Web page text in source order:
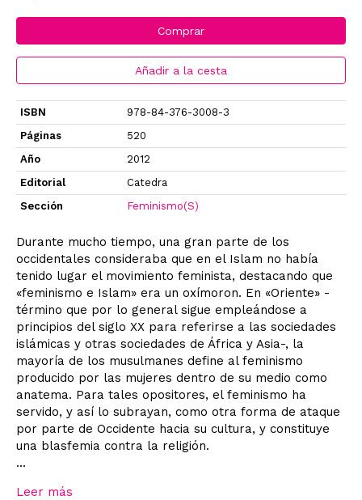
Comprar
Añadir a la cesta
ISBN
978-84-376-3008-3
Páginas
520
Año
2012
Editorial
Catedra
Sección
Feminismo(S)
Durante mucho tiempo, una gran par­te de los
occidentales consideraba que en el Islam no había
tenido lugar el movimiento feminista, destacando que
«fe­minismo e Islam» era un oxímoron. En «Oriente» -
término que por lo general sigue empleándose a
principios del si­glo XX para referirse a las sociedades
is­lámicas y otras sociedades de África y Asia-, la
mayoría de los musulmanes define al feminismo
producido por las mujeres dentro de su medio como
anatema. Para tales opositores, el feminismo ha
servido, y así lo subrayan, como otra forma de ataque
por parte de Occidente hacia su cultura, y constituye
una blasfemia contra la religión.
...
Leer más